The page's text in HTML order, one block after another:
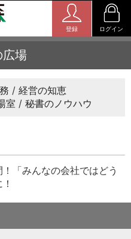
登録 ログイン
広場
経営の知恵
室 秘書のノウハウ
「みんなの会社ではどう